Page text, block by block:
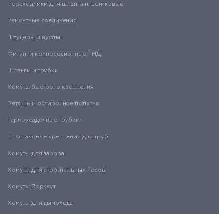
Переходники для шланга пластиковые
Ремонтные соединения
Штуцеры и муфты
Фитинги компрессионные ПНД
Шланги и трубки
Хомуты быстрого крепления
Ветошь и обтирочное полотно
Термоусадочные трубки
Пластиковые крепления для труб
Хомуты для забора
Хомуты для строительных лесов
Хомуты Воркаут
Хомуты для дымохода